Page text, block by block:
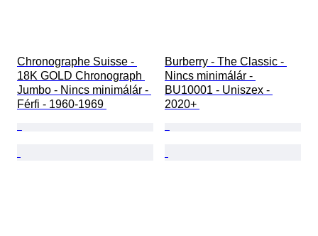
Chronographe Suisse -
18K GOLD Chronograph
Jumbo - Nincs minimálár -
Férfi - 1960-1969
Burberry - The Classic -
Nincs minimálár -
BU10001 - Uniszex -
2020+